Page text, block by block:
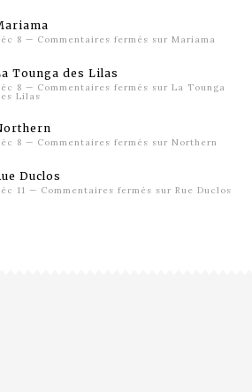
8 — Commentaires fermés sur Mariama
Tounga des Lilas
8 — Commentaires fermés sur La Tounga
Lilas
8 — Commentaires fermés sur Northern
Duclos
11 — Commentaires fermés sur Rue Duclos